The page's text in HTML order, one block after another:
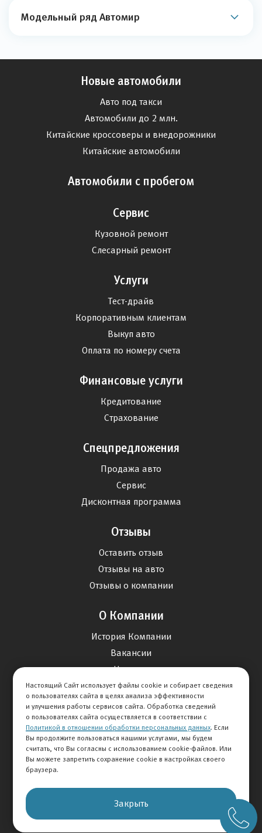
Модельный ряд Автомир
© 2026 АВТОМИР
Новые автомобили
Авто под такси
Автомобили до 2 млн.
Китайские кроссоверы и внедорожники
Китайские автомобили
Автомобили с пробегом
Сервис
Кузовной ремонт
Слесарный ремонт
Услуги
Тест-драйв
Корпоративным клиентам
Выкуп авто
Оплата по номеру счета
Финансовые услуги
Кредитование
Страхование
Спецпредложения
Продажа авто
Сервис
Дисконтная программа
Отзывы
Оставить отзыв
Отзывы на авто
Отзывы о компании
О Компании
История Компании
Вакансии
Новости
Карта сайта
Контакты
+7 495 234-33-66
Настоящий Сайт использует файлы cookie и собирает сведения
о пользователях сайта в целях анализа эффективности
и улучшения работы сервисов сайта. Обработка сведений
о пользователях сайта осуществляется в соответствии с
Политикой в отношении обработки персональных данных. Если
Вы продолжите пользоваться нашими услугами, мы будем
считать, что Вы согласны с использованием cookie-файлов. Или
Вы можете запретить сохранение cookie в настройках своего
браузера.
Закрыть